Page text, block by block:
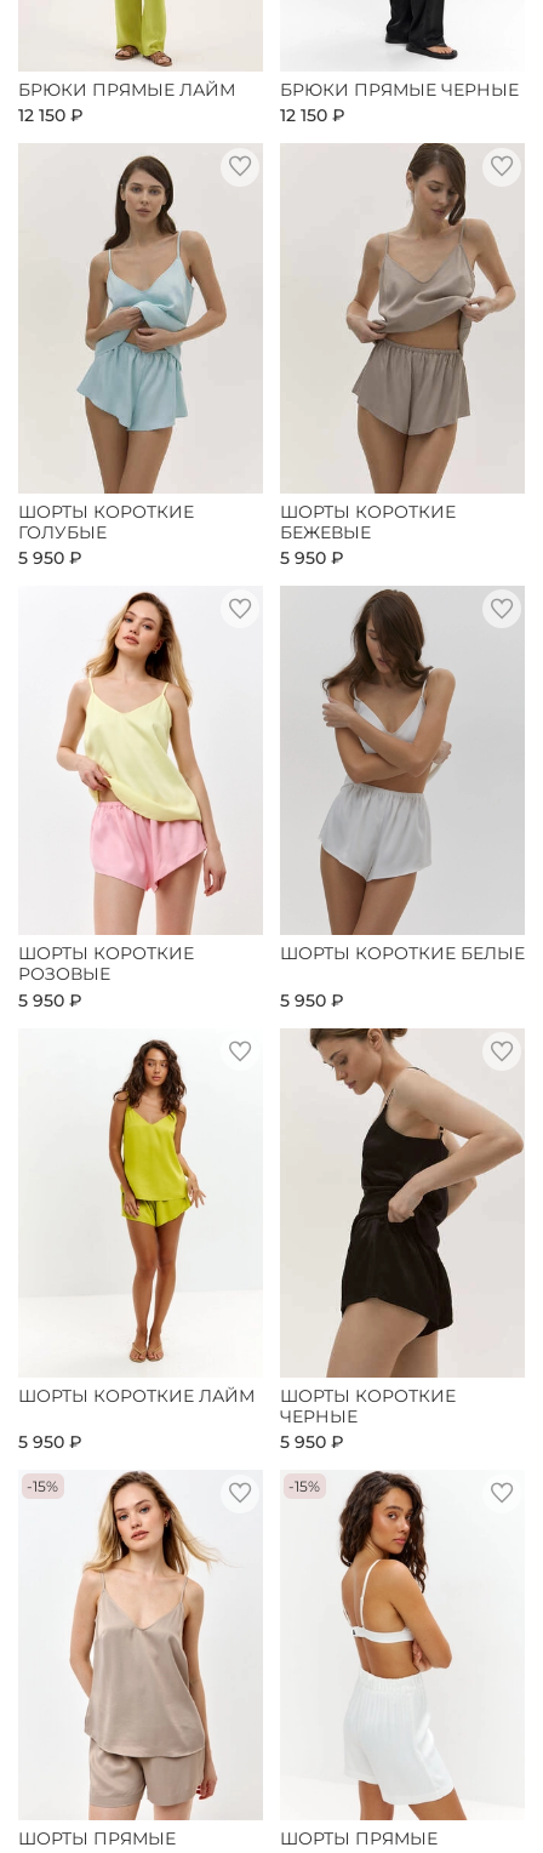
БРЮКИ ПРЯМЫЕ ЛАЙМ
12 150 ₽
БРЮКИ ПРЯМЫЕ ЧЕРНЫЕ
12 150 ₽
ШОРТЫ КОРОТКИЕ
ГОЛУБЫЕ
5 950 ₽
ШОРТЫ КОРОТКИЕ
БЕЖЕВЫЕ
5 950 ₽
ШОРТЫ КОРОТКИЕ
РОЗОВЫЕ
5 950 ₽
ШОРТЫ КОРОТКИЕ БЕЛЫЕ
5 950 ₽
ШОРТЫ КОРОТКИЕ ЛАЙМ
5 950 ₽
ШОРТЫ КОРОТКИЕ
ЧЕРНЫЕ
5 950 ₽
-15%
ШОРТЫ ПРЯМЫЕ
-15%
ШОРТЫ ПРЯМЫЕ